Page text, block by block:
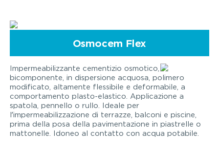
Osmocem Flex
Impermeabilizzante cementizio osmotico,
bicomponente, in dispersione acquosa, polimero
modificato, altamente flessibile e deformabile, a
comportamento plasto-elastico. Applicazione a
spatola, pennello o rullo. Ideale per
l’impermeabilizzazione di terrazze, balconi e piscine,
prima della posa della pavimentazione in piastrelle o
mattonelle. Idoneo al contatto con acqua potabile.